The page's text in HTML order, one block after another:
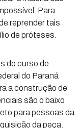
Para
reprender tais
de próteses.
do curso de
do Paraná
a construção de
são o baixo
para pessoas da
da peça.